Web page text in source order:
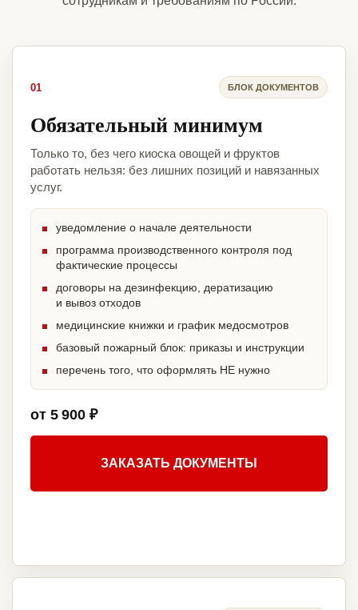
01 БЛОК ДОКУМЕНТОВ
Обязательный минимум
Только то, без чего киоска овощей и фруктов
работать нельзя: без лишних позиций и навязанных
услуг.
уведомление о начале деятельности
программа производственного контроля под
фактические процессы
договоры на дезинфекцию, дератизацию
и вывоз отходов
медицинские книжки и график медосмотров
базовый пожарный блок: приказы и инструкции
перечень того, что оформлять НЕ нужно
от 5 900 ₽
ЗАКАЗАТЬ ДОКУМЕНТЫ